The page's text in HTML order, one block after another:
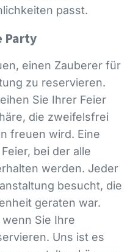
passt.
Party
einen Zauberer für
zu reservieren.
Sie Ihrer Feier
die zweifelsfrei
freuen wird. Eine
bei der alle
werden. Jeder
besucht, die
geraten war.
Sie Ihre
Uns ist es